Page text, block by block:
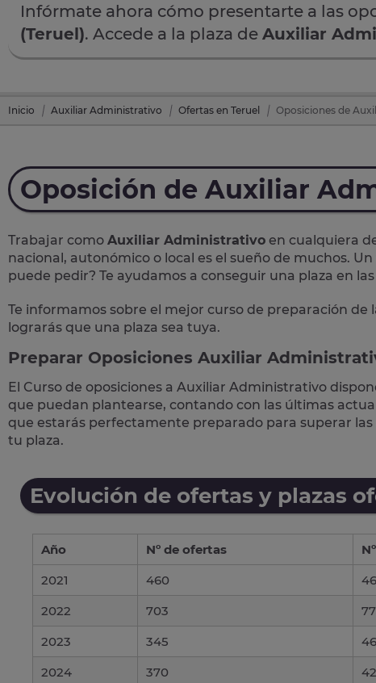
Infórmate ahora cómo presentarte a las
(Teruel). Accede a la plaza de Auxiliar
Inicio Auxiliar Administrativo Ofertas en Teruel Oposiciones de
Oposición de Auxiliar
Trabajar como Auxiliar Administrativo en cualquiera
nacional, autonómico o local es el sueño de muchos.
puede pedir? Te ayudamos a conseguir una plaza en
Te informamos sobre el mejor curso de preparación de
lograrás que una plaza sea tuya.
Preparar Oposiciones Auxiliar
El Curso de oposiciones a Auxiliar Administrativo
que puedan plantearse, contando con las últimas
que estarás perfectamente preparado para superar las
tu plaza.
Evolución de ofertas y plazas
Año Nº de ofertas
2021
460
2022
703
2023
345
2024
370